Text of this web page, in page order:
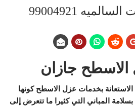
99004921
جازان
الاستعانة بخدمات عزل الاسطح كونها
المباني التي كثيرا ما تتعرض إلى